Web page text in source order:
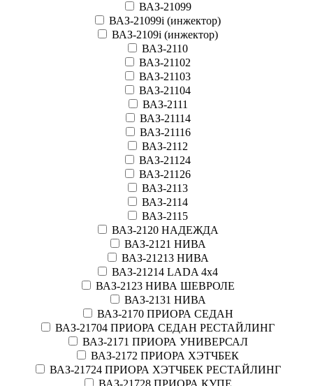
ВАЗ-21099
ВАЗ-21099i (инжектор)
ВАЗ-2109i (инжектор)
ВАЗ-2110
ВАЗ-21102
ВАЗ-21103
ВАЗ-21104
ВАЗ-2111
ВАЗ-21114
ВАЗ-21116
ВАЗ-2112
ВАЗ-21124
ВАЗ-21126
ВАЗ-2113
ВАЗ-2114
ВАЗ-2115
ВАЗ-2120 НАДЕЖДА
ВАЗ-2121 НИВА
ВАЗ-21213 НИВА
ВАЗ-21214 LADA 4х4
ВАЗ-2123 НИВА ШЕВРОЛЕ
ВАЗ-2131 НИВА
ВАЗ-2170 ПРИОРА СЕДАН
ВАЗ-21704 ПРИОРА СЕДАН РЕСТАЙЛИНГ
ВАЗ-2171 ПРИОРА УНИВЕРСАЛ
ВАЗ-2172 ПРИОРА ХЭТЧБЕК
ВАЗ-21724 ПРИОРА ХЭТЧБЕК РЕСТАЙЛИНГ
ВАЗ-21728 ПРИОРА КУПЕ